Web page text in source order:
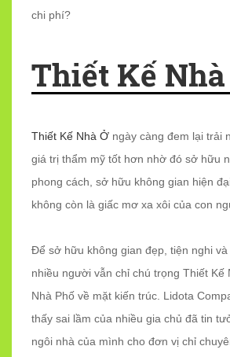
chi phí?
Thiết Kế
Thiết Kế Nhà Ở ngày càng đem lại trải
giá trị thẩm mỹ tốt hơn nhờ đó sở hữu
phong cách, sở hữu không gian hiện
không còn là giấc mơ xa xôi của con
Để sở hữu không gian đẹp, tiện nghi
nhiều người vẫn chỉ chú trọng Thiết Kế
Nhà Phố về mặt kiến trúc. Lidota
thấy sai lầm của nhiều gia chủ đã tin
ngôi nhà của mình cho đơn vị chỉ